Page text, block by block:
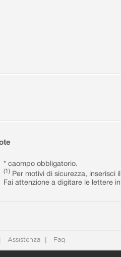
* caompo obbligatorio.
(1) Per motivi di sicurezza, inserisci
Fai attenzione a digitare le lettere
Assistenza Faq